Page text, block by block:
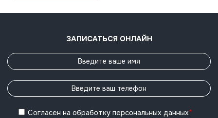
ЗАПИСАТЬСЯ ОНЛАЙН
Согласен на обработку персональных данных*